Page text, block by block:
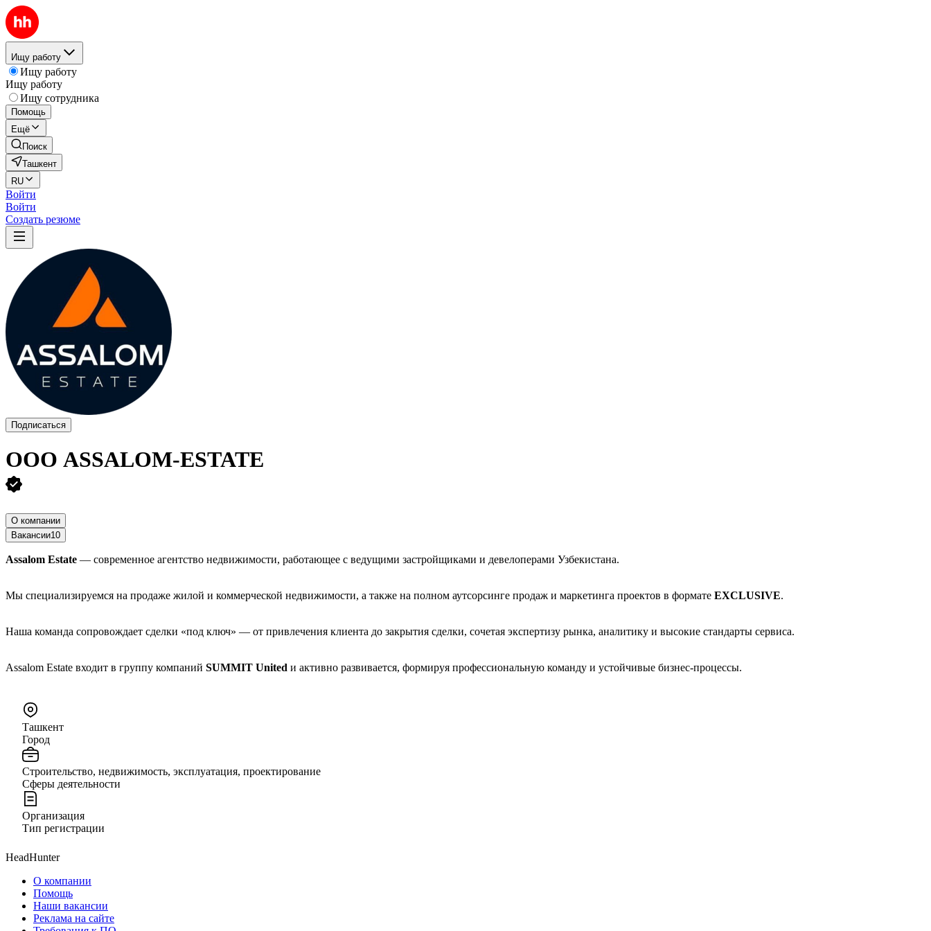
Ищу работу
Ищу работу
Ищу работу
Ищу сотрудника
Помощь
Ещё
Поиск
Ташкент
RU
Войти
Войти
Создать резюме
Подписаться
ООО ASSALOM-ESTATE
О компании
Вакансии10
Assalom Estate — современное агентство недвижимости, работающее с ведущими застройщиками и девелоперами Узбекистана.
Мы специализируемся на продаже жилой и коммерческой недвижимости, а также на полном аутсорсинге продаж и маркетинга проектов в формате EXCLUSIVE.
Наша команда сопровождает сделки «под ключ» — от привлечения клиента до закрытия сделки, сочетая экспертизу рынка, аналитику и высокие стандарты сервиса.
Assalom Estate входит в группу компаний SUMMIT United и активно развивается, формируя профессиональную команду и устойчивые бизнес-процессы.
Ташкент
Город
Строительство, недвижимость, эксплуатация, проектирование
Сферы деятельности
Организация
Тип регистрации
HeadHunter
О компании
Помощь
Наши вакансии
Реклама на сайте